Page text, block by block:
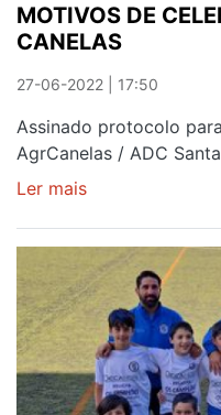
MOTIVOS DE
CANELAS
27-06-2022 | 17:50
Assinado protocolo
AgrCanelas / ADC
Ler mais
CELEBRAÇÃO
A
DOBRAR
EM
CANELAS